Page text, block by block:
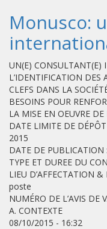
Monusco:
UN(E) CONSULTANT(E)
L’IDENTIFICATION DES
CLEFS DANS LA
BESOINS POUR
LA MISE EN OEUVRE DE
DATE LIMITE DE
2015
DATE DE
TYPE ET DUREE DU
LIEU D’AFFECTATION
poste
NUMÉRO DE L’AVIS DE
A. CONTEXTE
08/10/2015 - 16:32